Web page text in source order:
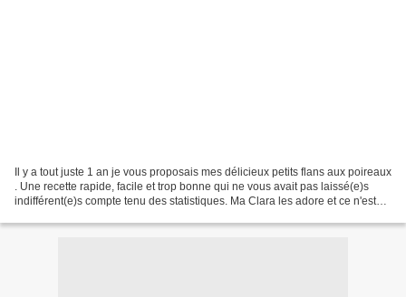
Il y a tout juste 1 an je vous proposais mes délicieux petits flans aux poireaux
. Une recette rapide, facile et trop bonne qui ne vous avait pas laissé(e)s
indifférent(e)s compte tenu des statistiques. Ma Clara les adore et ce n'est